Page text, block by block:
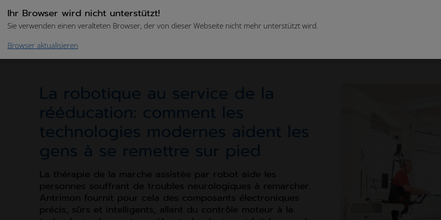
La robotique au service de la
rééducation: comment les
technologies modernes aident les
gens à se remettre sur pied
La thérapie de la marche assistée par robot aide les
personnes souffrant de troubles neurologiques à remarcher.
Antrimon fournit pour cela des composants électroniques
précis, sûrs et intelligents, allant du contrôle moteur à la
Ihr Browser wird nicht unterstützt!
Sie verwenden einen veralteten Browser, der von dieser Webseite nicht mehr unterstützt wird.
Browser aktualisieren